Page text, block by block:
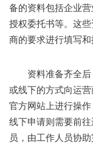
备的资料包括企业营
授权委托书等。这
商的要求进行填写和
资料准备齐全后
或线下的方式向运
官方网站上进行操
线下申请则需要前
员，由工作人员协助